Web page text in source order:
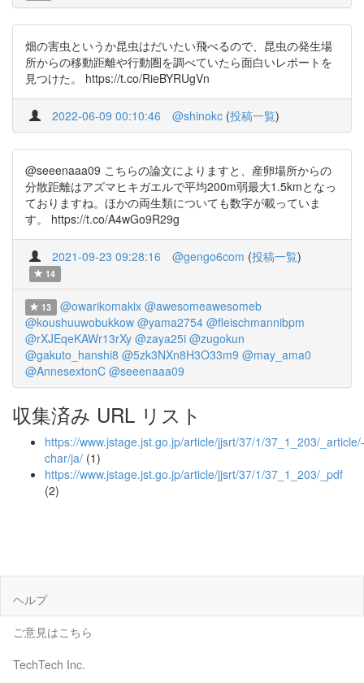
畑の害虫というか昆虫はだいたい飛べるので、昆虫の発生場
所からの移動距離や行動圏を調べていたら面白いレポートを
見つけた。 https://t.co/RieBYRUgVn
2022-06-09 00:10:46 @shinokc (投稿一覧)
@seeenaaa09 こちらの論文によりますと、産卵場所からの
分散距離はアズマヒキガエルで平均200m弱最大1.5kmとなっ
ておりますね。ほかの両生類についても数字が載っていま
す。 https://t.co/A4wGo9R29g
2021-09-23 09:28:16 @gengo6com (投稿一覧)
14
13 @owarikomakix @awesomeawesomeb
@koushuuwobukkow @yama2754 @fleischmannibpm
@rXJEqeKAWr13rXy @zaya25i @zugokun
@gakuto_hanshi8 @5zk3NXn8H3O33m9 @may_ama0
@AnnesextonC @seeenaaa09
収集済み URL リスト
https://www.jstage.jst.go.jp/article/jjsrt/37/1/37_1_203/_article/-
char/ja/ (1)
https://www.jstage.jst.go.jp/article/jjsrt/37/1/37_1_203/_pdf
(2)
ヘルプ
ご意見はこちら
TechTech Inc.